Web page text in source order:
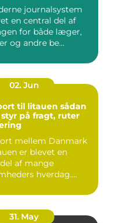
journalsystem
en central del af
for både læger,
og andre be...
02. Jun
til litauen sådan
på fragt, ruter
mellem Danmark
er blevet en
af mange
hverdag.
31. May